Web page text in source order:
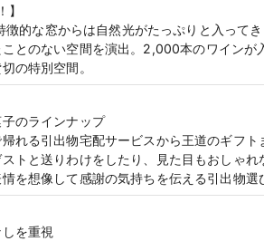
的な窓からは自然光がたっぷりと入って
とのない空間を演出。2,000本のワイン
の特別空間。
のラインナップ
帰れる引出物宅配サービスから王道のギフト
トと送りわけをしたり、見た目もおしゃ
を想像して感謝の気持ちを伝える引出物選
を重視